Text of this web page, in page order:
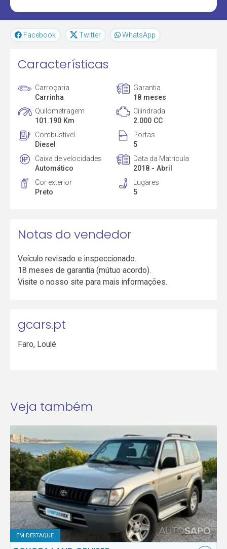
Facebook Twitter WhatsApp
Características
Carroçaria
Carrinha
Garantia
18 meses
Quilometragem
101.190 Km
Cilindrada
2.000 CC
Combustível
Diesel
Portas
5
Caixa de velocidades
Automático
Data da Matrícula
2018 - Abril
Cor exterior
Preto
Lugares
5
Notas do vendedor
Veículo revisado e inspeccionado.
18 meses de garantia (mútuo acordo).
Visite o nosso site para mais informações.
gcars.pt
Faro, Loulé
Veja também
EM DESTAQUE